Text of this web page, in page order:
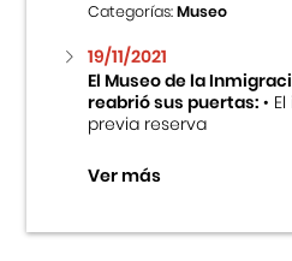
Categorías:Museo
19/11/2021
El Museo de la
reabrió sus puertas:•
previa reserva
Ver más